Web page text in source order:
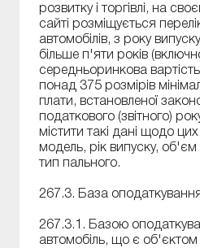
розвитку і торгівлі, на
сайті розміщується
автомобілів, з року
більше п'яти років
середньоринкова
понад 375 розмірів
плати, встановленої
податкового (звітного)
містити такі дані щодо
модель, рік випуску, об'єм
тип пального.
267.3. База оподаткування
267.3.1. Базою
автомобіль, що є об'єктом